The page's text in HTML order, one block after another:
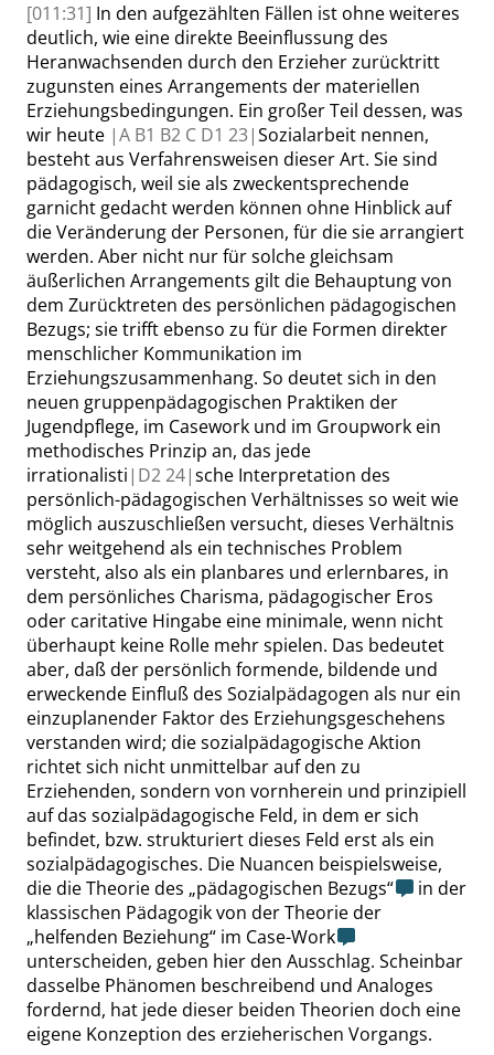
[011:31] In den aufgezählten Fällen ist ohne weiteres
deutlich, wie eine direkte Beeinflussung des
Heranwachsenden durch den Erzieher zurücktritt
zugunsten eines Arrangements der materiellen
Erziehungsbedingungen. Ein großer Teil dessen, was
wir heute |A B1 B2 C D1 23|Sozialarbeit nennen,
besteht aus Verfahrensweisen dieser Art. Sie sind
pädagogisch, weil sie als zweckentsprechende
garnicht gedacht werden können ohne Hinblick auf
die Veränderung der Personen, für die sie arrangiert
werden. Aber nicht nur für solche gleichsam
äußerlichen Arrangements gilt die Behauptung von
dem Zurücktreten des persönlichen pädagogischen
Bezugs; sie trifft ebenso zu für die Formen direkter
menschlicher Kommunikation im
Erziehungszusammenhang. So deutet sich in den
neuen gruppenpädagogischen Praktiken der
Jugendpflege, im Casework und im Groupwork ein
methodisches Prinzip an, das jede
irrationalisti | D224|sche Interpretation des
persönlich-pädagogischen Verhältnisses so weit wie
möglich auszuschließen versucht, dieses Verhältnis
sehr weitgehend als ein technisches Problem
versteht, also als ein planbares und erlernbares, in
dem persönliches Charisma, pädagogischer Eros
oder caritative Hingabe eine minimale, wenn nicht
überhaupt keine Rolle mehr spielen. Das bedeutet
aber, daß der persönlich formende, bildende und
erweckende Einfluß des Sozialpädagogen als nur ein
einzuplanender Faktor des Erziehungsgeschehens
verstanden wird; die sozialpädagogische Aktion
richtet sich nicht unmittelbar auf den zu
Erziehenden, sondern von vornherein und prinzipiell
auf das sozialpädagogische Feld, in dem er sich
befindet, bzw. strukturiert dieses Feld erst als ein
sozialpädagogisches. Die Nuancen beispielsweise,
die die Theorie des „pädagogischen Bezugs“
in der
klassischen Pädagogik von der Theorie der
„helfenden Beziehung“ im Case-Work
unterscheiden, geben hier den Ausschlag. Scheinbar
dasselbe Phänomen beschreibend und Analoges
fordernd, hat jede dieser beiden Theorien doch eine
eigene Konzeption des erzieherischen Vorgangs.